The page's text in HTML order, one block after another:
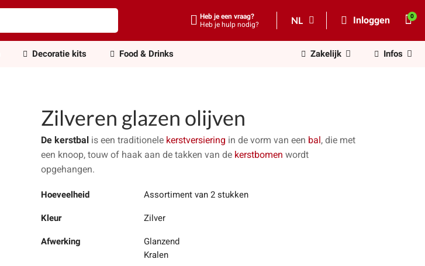
Heb je een vraag?
Heb je hulp nodig?
NL Inloggen
Decoratie kits Food & Drinks Zakelijk Infos
Zilveren glazen olijven
De kerstbal is een traditionele kerstversiering in de vorm van een bal, die met
een knoop, touw of haak aan de takken van de kerstbomen wordt
opgehangen.
Hoeveelheid Assortiment van 2 stukken
Kleur Zilver
Afwerking
Glanzend
Kralen